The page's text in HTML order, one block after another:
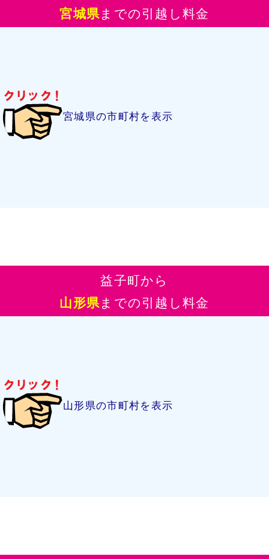
宮城県までの引越し料金
宮城県の市町村を表示
益子町から
山形県までの引越し料金
山形県の市町村を表示